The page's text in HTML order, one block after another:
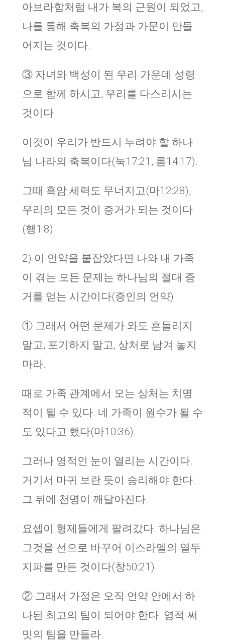
아브라함처럼 내가 복의 근원이 되었고,
나를 통해 축복의 가정과 가문이 만들
어지는 것이다.
③ 자녀와 백성이 된 우리 가운데 성령
으로 함께 하시고, 우리를 다스리시는
것이다.
이것이 우리가 반드시 누려야 할 하나
님 나라의 축복이다(눅17:21, 롬14:17).
그때 흑암 세력도 무너지고(마12:28),
우리의 모든 것이 증거가 되는 것이다
(행1:8)
2) 이 언약을 붙잡았다면 나와 내 가족
이 겪는 모든 문제는 하나님의 절대 증
거를 얻는 시간이다(증인의 언약)
① 그래서 어떤 문제가 와도 흔들리지
말고, 포기하지 말고, 상처로 남겨 놓지
마라.
때로 가족 관계에서 오는 상처는 치명
적이 될 수 있다. 네 가족이 원수가 될 수
도 있다고 했다(마10:36).
그러나 영적인 눈이 열리는 시간이다.
거기서 마귀 보란 듯이 승리해야 한다.
그 뒤에 천명이 깨달아진다.
요셉이 형제들에게 팔려갔다. 하나님은
그것을 선으로 바꾸어 이스라엘의 열두
지파를 만든 것이다(창50:21).
② 그래서 가정은 오직 언약 안에서 하
나된 최고의 팀이 되어야 한다. 영적 써
밋의 팀을 만들라.